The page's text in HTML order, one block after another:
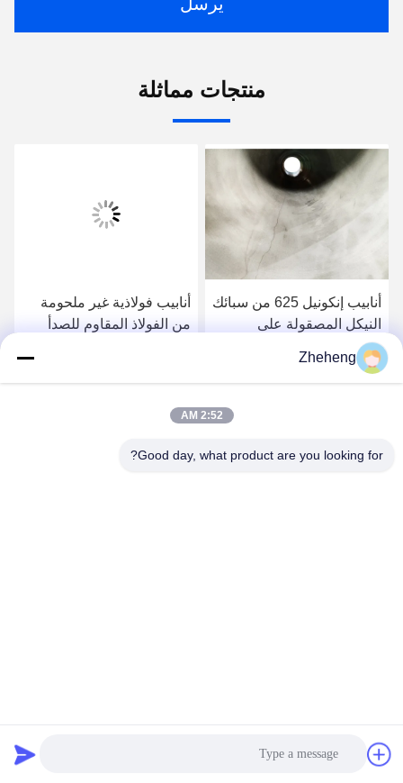
منتجات مماثلة
أنابيب إنكونيل 625 من سبائك
النيكل المصقولة على
الساخن، صفائح، ألواح، أنابيب
ملحومة
احصل على افضل سعر
أنابيب فولاذية غير ملحومة
من الفولاذ المقاوم للصدأ
احصل على افضل سعر
steelseamlesspipe.com . كل الحقوق محفوظة.
Zheheng
2:52 AM
Good day, what product are you looking for?